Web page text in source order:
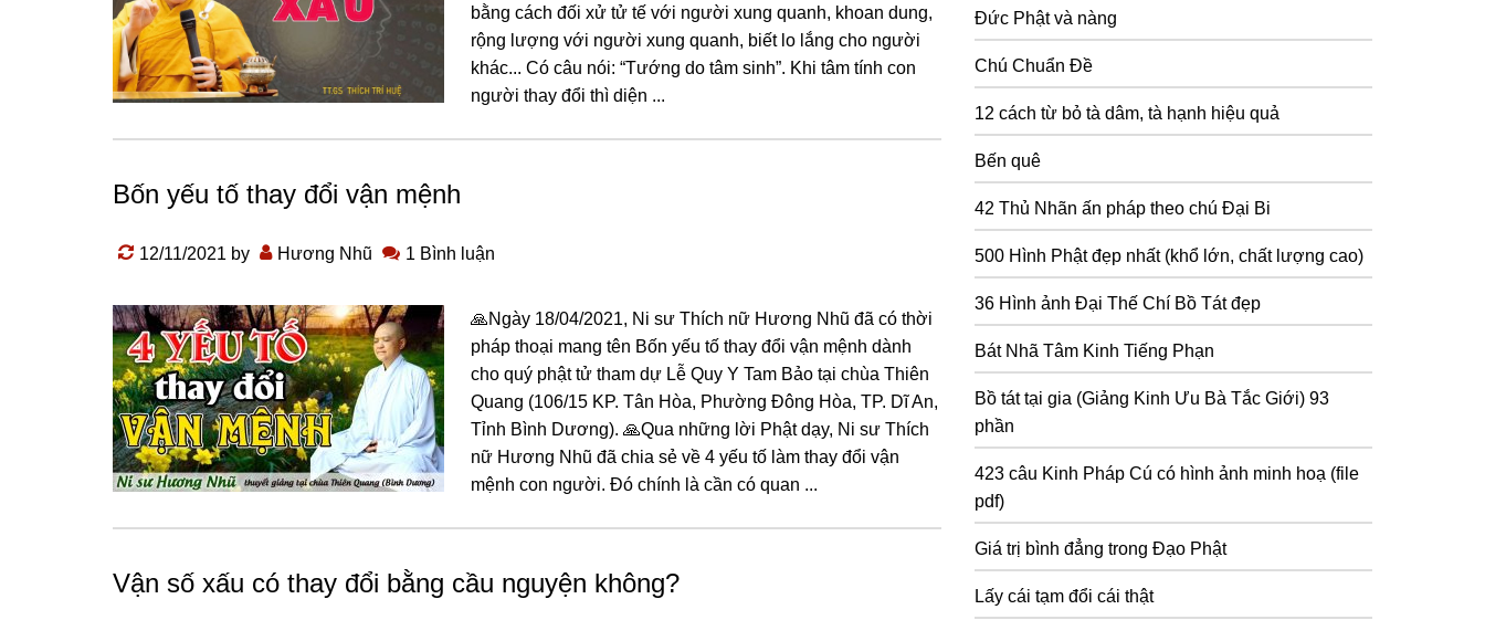
bằng cách đối xử tử tế với người xung quanh, khoan dung,
rộng lượng với người xung quanh, biết lo lắng cho người
khác... Có câu nói: “Tướng do tâm sinh”. Khi tâm tính con
nɡười thay đổi thì diện ...
Bốn yếu tố thay đổi vận mệnh
12/11/2021 by Hương Nhũ 1 Bình luận
🙏Ngày 18/04/2021, Ni sư Thích nữ Hương Nhũ đã có thời
pháp thoại mang tên Bốn yếu tố thay đổi vận mệnh dành
cho quý phật tử tham dự Lễ Quy Y Tam Bảo tại chùa Thiên
Quang (106/15 KP. Tân Hòa, Phường Đông Hòa, TP. Dĩ An,
Tỉnh Bình Dương). 🙏Qua những lời Phật dạy, Ni sư Thích
nữ Hương Nhũ đã chia sẻ về 4 yếu tố làm thay đổi vận
mệnh con người. Đó chính là cần có quan ...
Vận số xấu có thay đổi bằng cầu nguyện không?
Đức Phật và nàng
Chú Chuẩn Đề
12 cách từ bỏ tà dâm, tà hạnh hiệu quả
Bến quê
42 Thủ Nhãn ấn pháp theo chú Đại Bi
500 Hình Phật đẹp nhất (khổ lớn, chất lượng cao)
36 Hình ảnh Đại Thế Chí Bồ Tát đẹp
Bát Nhã Tâm Kinh Tiếng Phạn
Bồ tát tại gia (Giảng Kinh Ưu Bà Tắc Giới) 93
phần
423 câu Kinh Pháp Cú có hình ảnh minh hoạ (file
pdf)
Giá trị bình đẳng trong Đạo Phật
Lấy cái tạm đổi cái thật